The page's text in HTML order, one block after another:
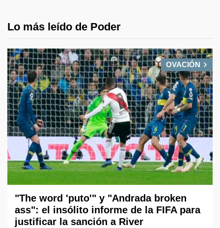
Lo más leído de Poder
OVACIÓN
"The word 'puto'" y "Andrada broken
ass": el insólito informe de la FIFA para
justificar la sanción a River